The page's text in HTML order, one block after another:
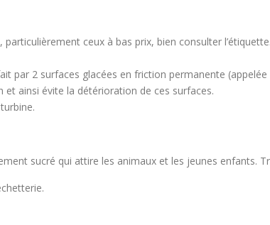
ceux à bas prix, bien consulter l’étiquette.
par 2 surfaces glacées en friction permanente
ainsi évite la détérioration de ces surfaces.
sucré qui attire les animaux et les jeunes enfants.